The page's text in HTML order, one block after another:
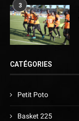
3
CATÉGORIES
Petit Poto
Basket 225